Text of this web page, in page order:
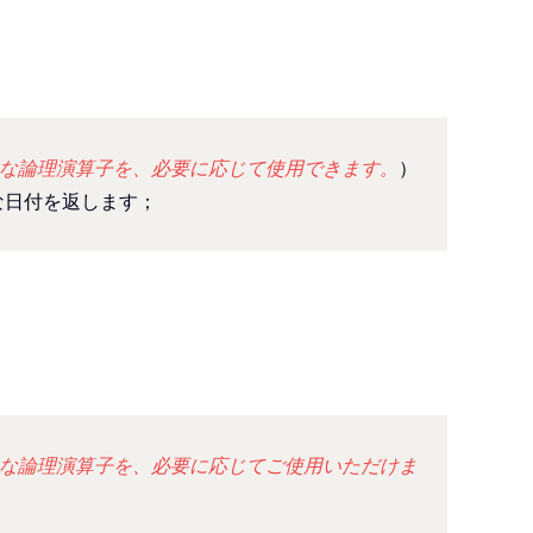
理演算子を、必要に応じて使用できます。 ）
付を返します；
理演算子を、必要に応じてご使用いただけま